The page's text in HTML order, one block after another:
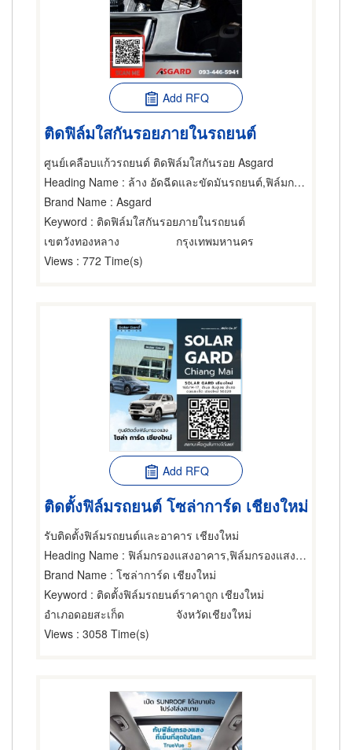
Add RFQ
ติดฟิล์มใสกันรอยภายในรถยนต์
ศูนย์เคลือบแก้วรถยนต์ ติดฟิล์มใสกันรอย Asgard
Heading Name : ล้าง อัดฉีดและขัดมันรถยนต์,ฟิล์มกรองแสงรถยนต์,ผู้ผลิตและผู้จัดจำหน่ายอุปกรณ์และวัสดุหุ้มเบาะทำประทุนรถยนต์
Brand Name : Asgard
Keyword : ติดฟิล์มใสกันรอยภายในรถยนต์
เขตวังทองหลาง
กรุงเทพมหานคร
Views : 772 Time(s)
Add RFQ
ติดตั้งฟิล์มรถยนต์ โซล่าการ์ด เชียงใหม่
รับติดตั้งฟิล์มรถยนต์และอาคาร เชียงใหม่
Heading Name : ฟิล์มกรองแสงอาคาร,ฟิล์มกรองแสงรถยนต์
Brand Name : โซล่าการ์ด เชียงใหม่
Keyword : ติดตั้งฟิล์มรถยนต์ราคาถูก เชียงใหม่
อำเภอดอยสะเก็ด
จังหวัดเชียงใหม่
Views : 3058 Time(s)